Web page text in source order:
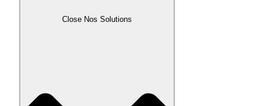
Close Nos Solutions